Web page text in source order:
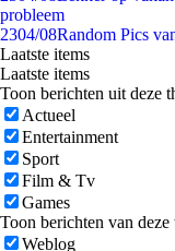
probleem
2304/08Random Pics
Laatste items
Laatste items
Toon berichten uit deze
Actueel
Entertainment
Sport
Film & Tv
Games
Toon berichten van deze
Weblog